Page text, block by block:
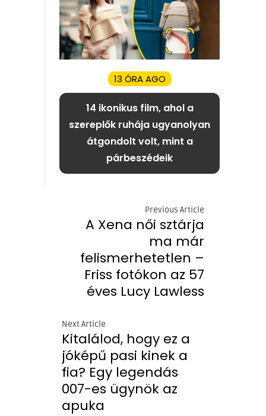
13 ÓRA AGO
14 ikonikus film, ahol a
szereplők ruhája ugyanolyan
átgondolt volt, mint a
párbeszédeik
Previous Article
A Xena női sztárja
ma már
felismerhetetlen –
Friss fotókon az 57
éves Lucy Lawless
Next Article
Kitalálod, hogy ez a
jóképű pasi kinek a
fia? Egy legendás
007-es ügynök az
apuka